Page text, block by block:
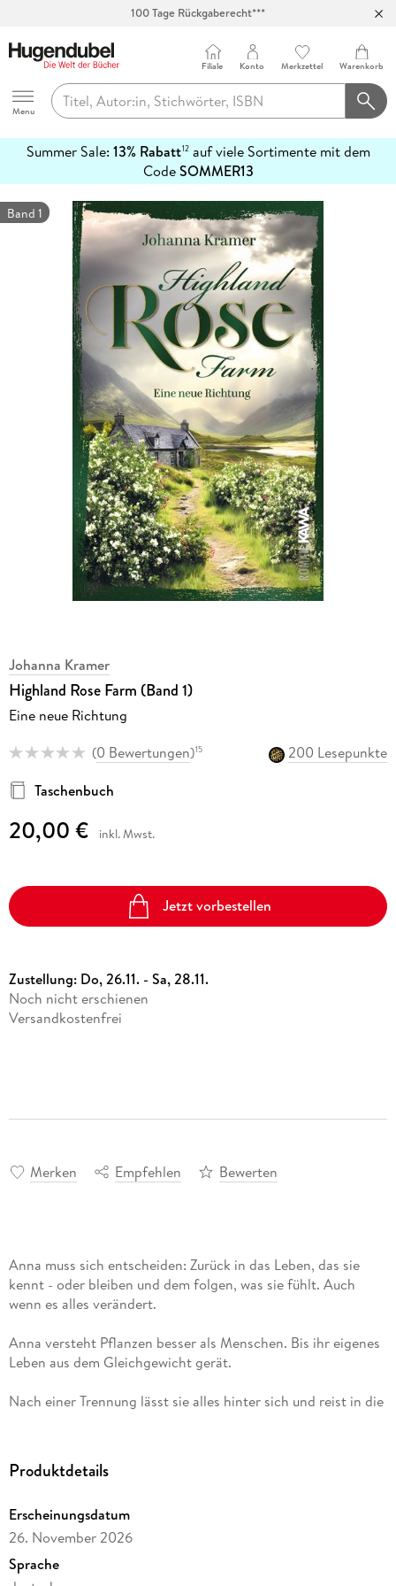
100 Tage Rückgaberecht***
Hugendubel
Menu
Filiale Konto Merkzettel Warenkorb
Summer Sale: 13% Rabatt12auf viele Sortimente mit dem
CodeSOMMER13
erfahren
Band 1
Johanna Kramer
Highland Rose Farm (Band 1)
Eine neue Richtung
(0 Bewertungen)15
200 Lesepunkte
Taschenbuch
20,00 € inkl. Mwst.
Jetzt vorbestellen
Zustellung: Do, 26.11. - Sa, 28.11.
Noch nicht erschienen
Versandkostenfrei
Merken Empfehlen Bewerten
Anna muss sich entscheiden: Zurück in das Leben, das sie
kennt - oder bleiben und dem folgen, was sie fühlt. Auch
wenn es alles verändert.
Anna versteht Pflanzen besser als Menschen. Bis ihr eigenes
Leben aus dem Gleichgewicht gerät.
Nach einer Trennung lässt sie alles hinter sich und reist in die
Zeit, die es nicht ist.
nicht ordnen. Und je länger Anna bleibt, desto weniger geht
es nur um Pflanzen.
Denn da ist plötzlich jemand, der sie auf eine Weise berührt,
Produktdetails
Erscheinungsdatum
26. November 2026
Sprache